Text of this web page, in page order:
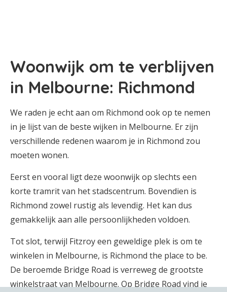
Woonwijk om te verblijven
in Melbourne: Richmond
We raden je echt aan om Richmond ook op te nemen
in je lijst van de beste wijken in Melbourne. Er zijn
verschillende redenen waarom je in Richmond zou
moeten wonen.
Eerst en vooral ligt deze woonwijk op slechts een
korte tramrit van het stadscentrum. Bovendien is
Richmond zowel rustig als levendig. Het kan dus
gemakkelijk aan alle persoonlijkheden voldoen.
Tot slot, terwijl Fitzroy een geweldige plek is om te
winkelen in Melbourne, is Richmond the place to be.
De beroemde Bridge Road is verreweg de grootste
winkelstraat van Melbourne. Op Bridge Road vind je